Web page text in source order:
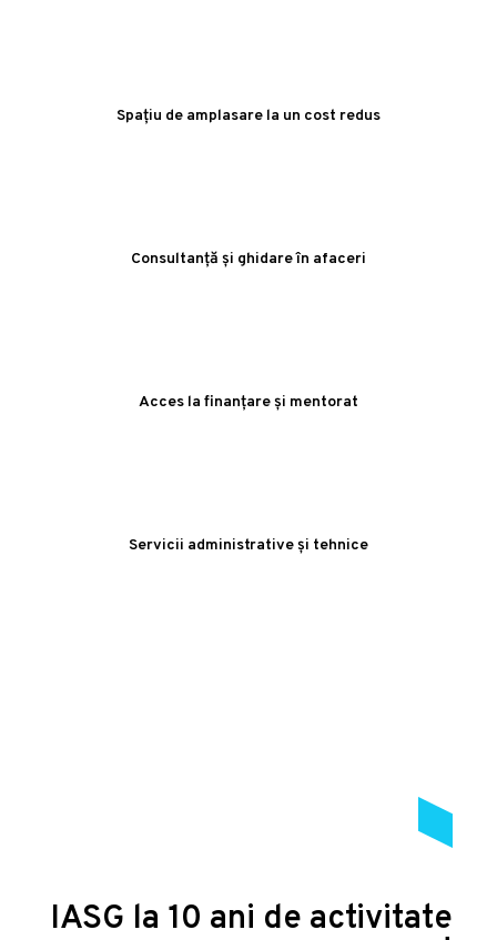
Spațiu de amplasare la un cost redus
Consultanță și ghidare în afaceri
Acces la finanțare și mentorat
Servicii administrative și tehnice
IASG la 10 ani de activitate